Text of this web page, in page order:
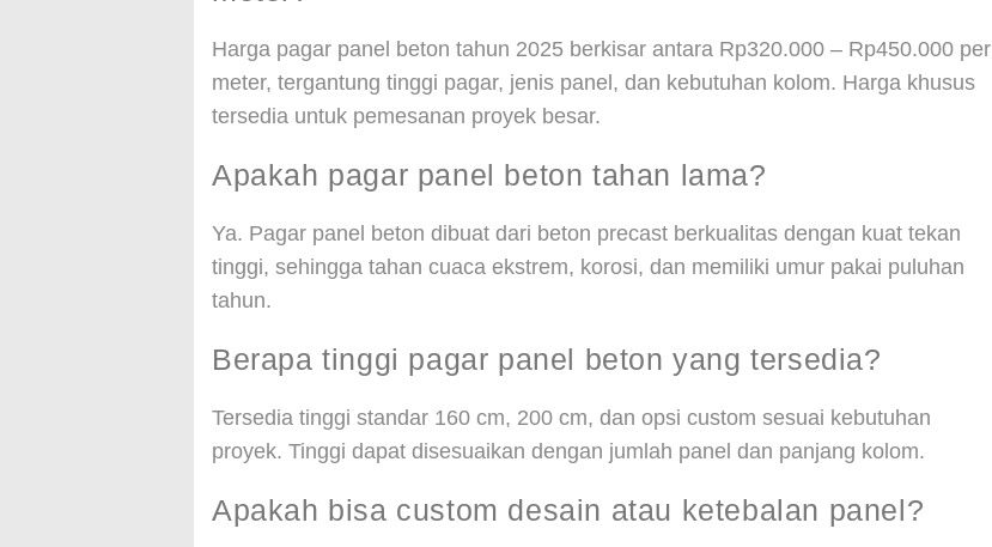
Harga pagar panel beton tahun 2025 berkisar antara Rp320.000 – Rp450.000 per
meter, tergantung tinggi pagar, jenis panel, dan kebutuhan kolom. Harga khusus
tersedia untuk pemesanan proyek besar.
Apakah pagar panel beton tahan lama?
Ya. Pagar panel beton dibuat dari beton precast berkualitas dengan kuat tekan
tinggi, sehingga tahan cuaca ekstrem, korosi, dan memiliki umur pakai puluhan
tahun.
Berapa tinggi pagar panel beton yang tersedia?
Tersedia tinggi standar 160 cm, 200 cm, dan opsi custom sesuai kebutuhan
proyek. Tinggi dapat disesuaikan dengan jumlah panel dan panjang kolom.
Apakah bisa custom desain atau ketebalan panel?